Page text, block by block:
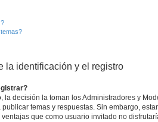
la identificación y el registro
la decisión la toman los Administradores y
temas y respuestas. Sin embargo,
que como usuario invitado no